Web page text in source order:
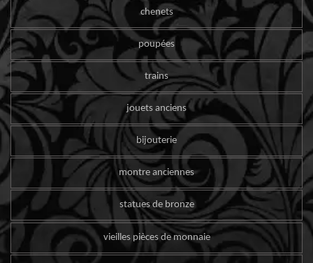
chenets
poupées
trains
jouets anciens
bijouterie
montre anciennes
statues de bronze
vieilles pièces de monnaie